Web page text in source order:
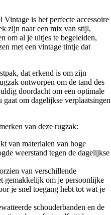
is het perfecte accessoire
zijn naar een mix van stijl,
om al je uitjes te begeleiden,
met een vintage tintje dat
dat erkend is om zijn
ontworpen om de tand des
doordacht om een optimale
om dagelijkse verplaatsingen
van deze rugzak:
van materialen van hoge
weerstand tegen de dagelijkse
van verschillende
gemakkelijk om je persoonlijke
je snel toegang hebt tot wat je
schouderbanden en de